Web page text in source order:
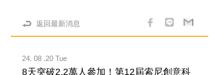
返回最新消息
24. 08 .20 Tue
8天突破2.2萬人參加！第12屆索尼創意科